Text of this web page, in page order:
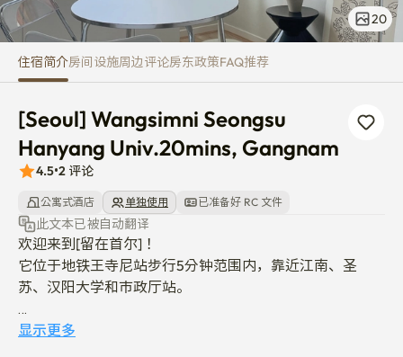
20
住宿简介房间设施周边评论房东政策FAQ推荐
[Seoul] Wangsimni Seongsu
Hanyang Univ.20mins, Gangnam
4.5•2 评论
公寓式酒店 单独使用 已准备好 RC 文件
此文本已被自动翻译
欢迎来到[留在首尔]！
它位于地铁王寺尼站步行5分钟范围内，靠近江南、圣
苏、汉阳大学和市政厅站。
🛏️ 所有提供
显示更多